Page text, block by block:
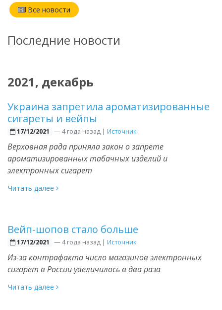
Последние новости
2021, декабрь
Украина запретила ароматизированные
сигареты и вейпы
17/12/2021 —4 года назад | Источник
Верховная рада приняла закон о запрете
ароматизированных табачных изделий и
электронных сигарет
Читать далее
Вейп-шопов стало больше
17/12/2021 —4 года назад | Источник
Из-за контрафакта число магазинов электронных
сигарет в России увеличилось в два раза
Читать далее
Все новости